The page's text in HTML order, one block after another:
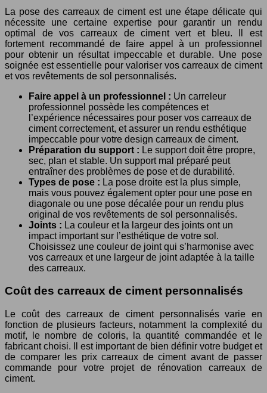
La pose des carreaux de ciment est une étape délicate qui
nécessite une certaine expertise pour garantir un rendu
optimal de vos carreaux de ciment vert et bleu. Il est
fortement recommandé de faire appel à un professionnel
pour obtenir un résultat impeccable et durable. Une pose
soignée est essentielle pour valoriser vos carreaux de ciment
et vos revêtements de sol personnalisés.
Faire appel à un professionnel : Un carreleur
professionnel possède les compétences et
l’expérience nécessaires pour poser vos carreaux de
ciment correctement, et assurer un rendu esthétique
impeccable pour votre design carreaux de ciment.
Préparation du support : Le support doit être propre,
sec, plan et stable. Un support mal préparé peut
entraîner des problèmes de pose et de durabilité.
Types de pose : La pose droite est la plus simple,
mais vous pouvez également opter pour une pose en
diagonale ou une pose décalée pour un rendu plus
original de vos revêtements de sol personnalisés.
Joints : La couleur et la largeur des joints ont un
impact important sur l’esthétique de votre sol.
Choisissez une couleur de joint qui s’harmonise avec
vos carreaux et une largeur de joint adaptée à la taille
des carreaux.
Coût des carreaux de ciment personnalisés
Le coût des carreaux de ciment personnalisés varie en
fonction de plusieurs facteurs, notamment la complexité du
motif, le nombre de coloris, la quantité commandée et le
fabricant choisi. Il est important de bien définir votre budget et
de comparer les prix carreaux de ciment avant de passer
commande pour votre projet de rénovation carreaux de
ciment.